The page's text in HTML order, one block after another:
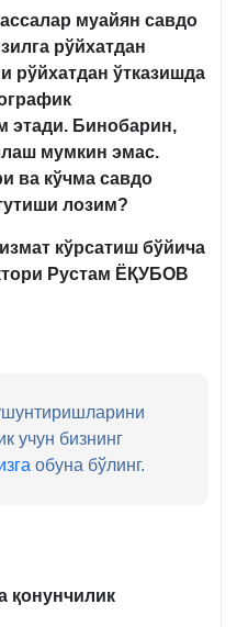
муайян савдо
рўйхатдан
рўйхатдан ўтказишда
этади. Бинобарин,
мумкин эмас.
ва кўчма савдо
лозим?
кўрсатиш бўйича
Рустам ЁҚУБОВ
учун бизнинг
обуна бўлинг.
қонунчилик